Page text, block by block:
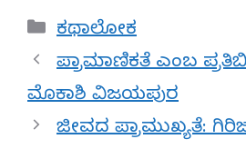
Categories
ಕಥಾಲೋಕ
ಪ್ರಾಮಾಣಿಕತೆ ಎಂಬ
ಮೊಕಾಶಿ ವಿಜಯಪುರ
ಜೀವದ ಪ್ರಾಮುಖ್ಯತೆ: